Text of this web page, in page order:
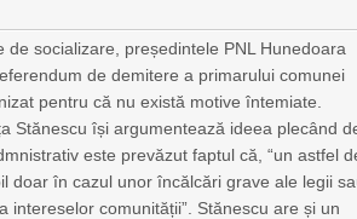
de socializare, președintele PNL Hunedoara
de demitere a primarului comunei
pentru că nu există motive întemiate.
Stănescu își argumentează ideea plecând
este prevăzut faptul că, “un astfel
doar în cazul unor încălcări grave ale legii
intereselor comunității”. Stănescu are și un